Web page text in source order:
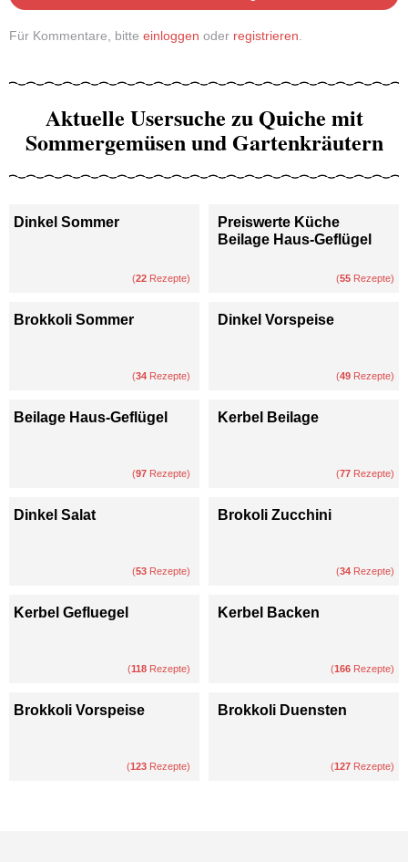
Für Kommentare, bitte einloggen oder registrieren
Aktuelle Usersuche zu Quiche mit
Sommergemüsen und Gartenkräutern
Dinkel Sommer
(22 Rezepte)
Preiswerte Küche
Beilage Haus-Geflügel
(55 Rezepte)
Brokkoli Sommer
(34 Rezepte)
Dinkel Vorspeise
(49 Rezepte)
Beilage Haus-Geflügel
(97 Rezepte)
Kerbel Beilage
(77 Rezepte)
Dinkel Salat
(53 Rezepte)
Brokoli Zucchini
(34 Rezepte)
Kerbel Gefluegel
(118 Rezepte)
Kerbel Backen
(166 Rezepte)
Brokkoli Vorspeise
(123 Rezepte)
Brokkoli Duensten
(127 Rezepte)